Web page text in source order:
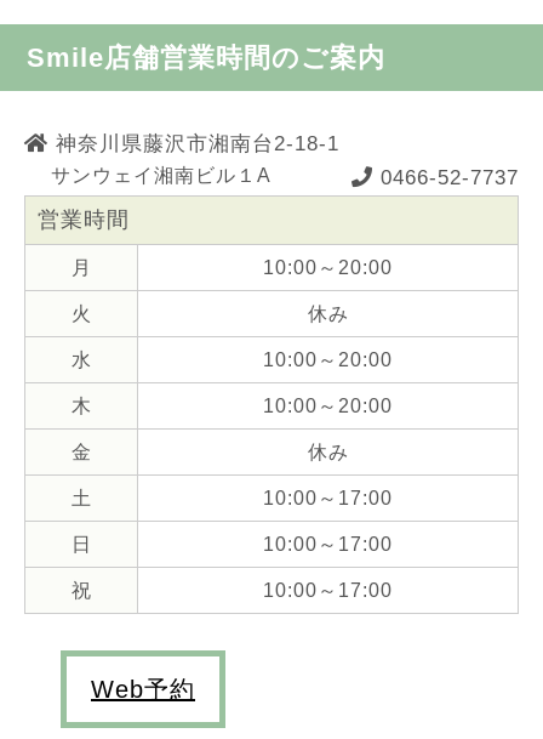
Smile店舗営業時間のご案内
神奈川県藤沢市湘南台2-18-1
サンウェイ湘南ビル１A 0466-52-7737
営業時間
月 10:00～20:00
火 休み
水 10:00～20:00
木 10:00～20:00
金 休み
土 10:00～17:00
日 10:00～17:00
祝 10:00～17:00
Web予約